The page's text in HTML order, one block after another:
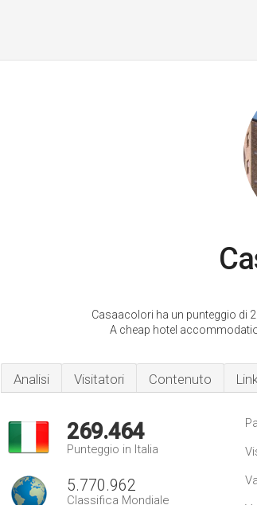
Casaacolori ha un punteggio di
A cheap hotel
Analisi Visitatori Contenuto
269.464
Punteggio in Italia
5.770.962
Classifica Mondiale